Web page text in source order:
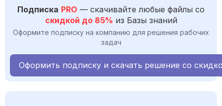
Подписка PRO — скачивайте любые файлы со
скидкой до 85% из Базы знаний
Оформите подписку на компанию для решения рабочих
задач
Оформить подписку и скачать решение со